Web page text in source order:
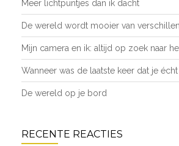
Meer lichtpuntjes dan ik dacht
De wereld wordt mooier van verschillen
Mijn camera en ik: altijd op zoek naar
Wanneer was de laatste keer dat je
De wereld op je bord
RECENTE REACTIES